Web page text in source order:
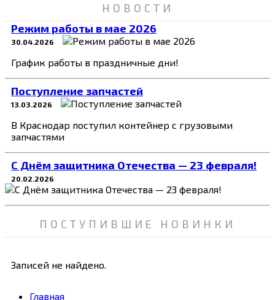
НОВОСТИ
Режим работы в мае 2026
30.04.2026
График работы в праздничные дни!
Поступление запчастей
13.03.2026
В Краснодар поступил контейнер с грузовыми
запчастями
C Днём защитника Отечества — 23 февраля!
20.02.2026
ПОСТУПИВШИЕ НОВИНКИ
Записей не найдено.
Главная